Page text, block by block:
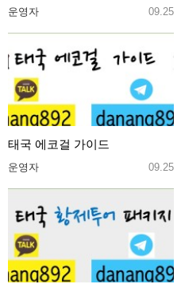
운영자 09.25
태국 에코걸 가이드
운영자 09.25